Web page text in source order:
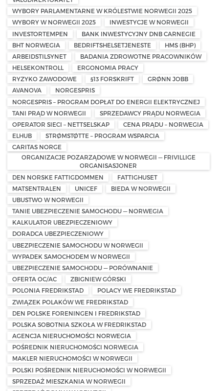
WYBORY PARLAMENTARNE W KRÓLESTWIE NORWEGII 2025
WYBORY W NORWEGII 2025
INWESTYCJE W NORWEGII
INVESTORTEMPEN
BANK INWESTYCYJNY DNB CARNEGIE
BHT NORWEGIA
BEDRIFTSHELSETJENESTE
HMS (BHP)
ARBEIDSTILSYNET
BADANIA ZDROWOTNE PRACOWNIKÓW
HELSEKONTROLL
ERGONOMIA PRACY
RYZYKO ZAWODOWE
§13 FORSKRIFT
GRØNN JOBB
AVANOVA
NORGESPRIS
NORGESPRIS – PROGRAM DOPŁAT DO ENERGII ELEKTRYCZNEJ
TANI PRĄD W NORWEGII
SPRZEDAWCY PRĄDU NORWEGIA
OPERATOR SIECI – NETTSELSKAP
CENA PRĄDU – NORWEGIA
ELHUB
STRØMSTØTTE – PROGRAM WSPARCIA
CARITAS NORGE
ORGANIZACJE POZARZĄDOWE W NORWEGII — FRIVILLIGE
ORGANISASJONER
DEN NORSKE FATTIGDOMMEN
FATTIGHUSET
MATSENTRALEN
UNICEF
BIEDA W NORWEGII
UBUSTWO W NORWEGII
TANIE UBEZPIECZENIE SAMOCHODU — NORWEGIA
KALKULATOR UBEZPIECZENIOWY
DORADCA UBEZPIECZENIOWY
UBEZPIECZENIE SAMOCHODU W NORWEGII
WYPADEK SAMOCHODEM W NORWEGII
UBEZPIECZENIE SAMOCHODU — PORÓWNANIE
OFERTA OC/AC
ZBIGNIEW GÓRSKI
POLONIA FREDRIKSTAD
POLACY WE FREDRIKSTAD
ZWIĄZEK POLAKÓW WE FREDRIKSTAD
DEN POLSKE FORENINGEN I FREDRIKSTAD
POLSKA SOBOTNIA SZKOŁA W FREDRIKSTAD
AGENCJA NIERUCHOMOŚCI NORWEGIA
POŚREDNIK NIERUCHOMOŚCI NORWEGIA
MAKLER NIERUCHOMOŚCI W NORWEGII
POLSKI POŚREDNIK NIERUCHOMOŚCI W NORWEGII
SPRZEDAŻ MIESZKANIA W NORWEGII